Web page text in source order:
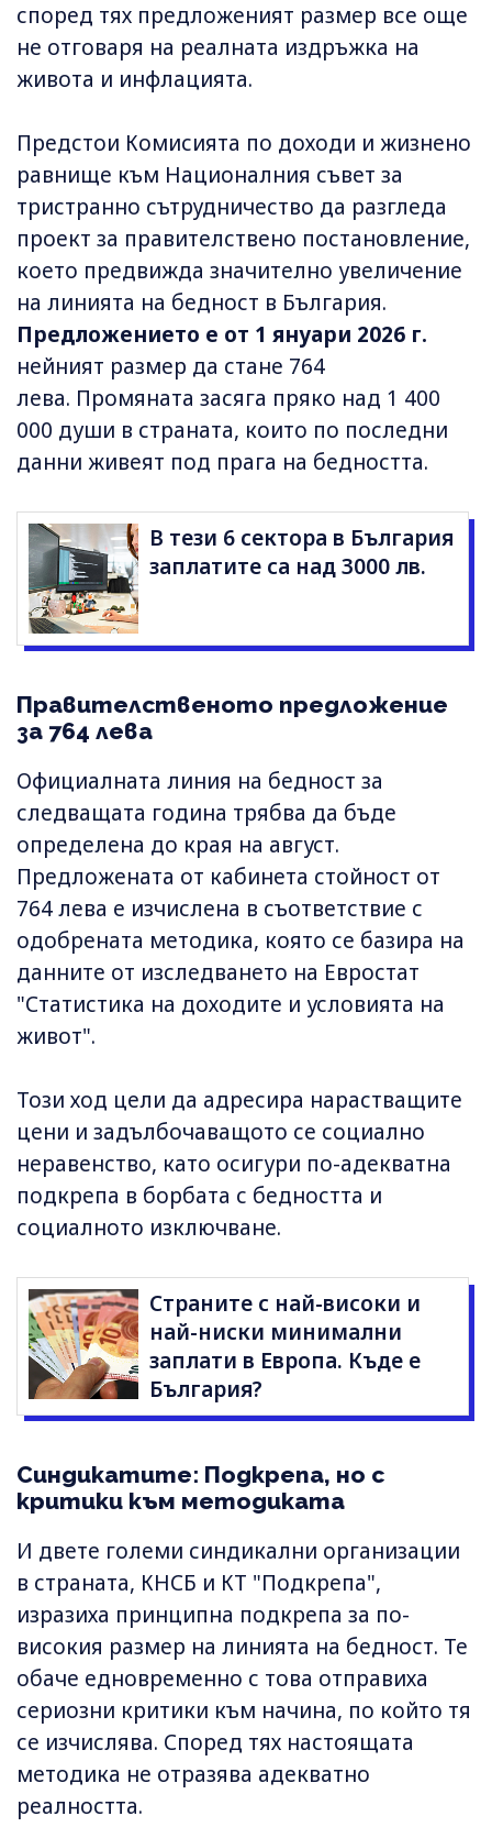
според тях предложеният размер все още
не отговаря на реалната издръжка на
живота и инфлацията.
Предстои Комисията по доходи и жизнено
равнище към Националния съвет за
тристранно сътрудничество да разгледа
проект за правителствено постановление,
което предвижда значително увеличение
на линията на бедност в България.
Предложението е от 1 януари 2026 г.
нейният размер да стане 764
лева. Промяната засяга пряко над 1 400
000 души в страната, които по последни
данни живеят под прага на бедността.
В тези 6 сектора в България
заплатите са над 3000 лв.
Правителственото предложение
за 764 лева
Официалната линия на бедност за
следващата година трябва да бъде
определена до края на август.
Предложената от кабинета стойност от
764 лева е изчислена в съответствие с
одобрената методика, която се базира на
данните от изследването на Евростат
"Статистика на доходите и условията на
живот".
Този ход цели да адресира нарастващите
цени и задълбочаващото се социално
неравенство, като осигури по-адекватна
подкрепа в борбата с бедността и
социалното изключване.
Страните с най-високи и
най-ниски минимални
заплати в Европа. Къде е
България?
Синдикатите: Подкрепа, но с
критики към методиката
И двете големи синдикални организации
в страната, КНСБ и КТ "Подкрепа",
изразиха принципна подкрепа за по-
високия размер на линията на бедност. Те
обаче едновременно с това отправиха
сериозни критики към начина, по който тя
се изчислява. Според тях настоящата
методика не отразява адекватно
реалността.